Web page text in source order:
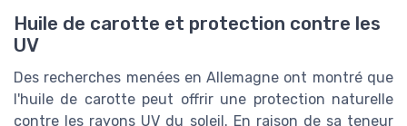
Huile de carotte et protection contre les
UV
Des recherches menées en Allemagne ont montré que
l'huile de carotte peut offrir une protection naturelle
contre les rayons UV du soleil. En raison de sa teneur